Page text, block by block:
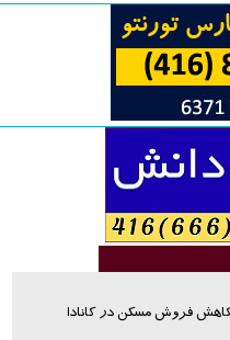
فروش مسکن در کانادا